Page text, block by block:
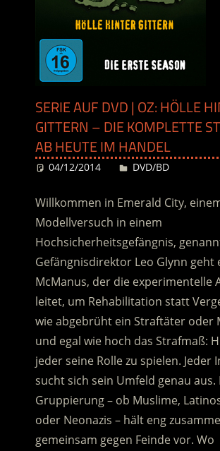
SERIE AUF DVD | OZ: HÖLLE
GITTERN – DIE KOMPLETTE
AB HEUTE IM HANDEL
04/12/2014 Desiree
DVD/BD
Willkommen in Emerald City,
Modellversuch in einem
Hochsicherheitsgefängnis,
Gefängnisdirektor Leo Glynn geht
McManus, der die experimentelle
leitet, um Rehabilitation statt
wie abgebrüht ein Straftäter oder
und egal wie hoch das Strafmaß:
jeder seine Rolle zu spielen. Jeder
sucht sich sein Umfeld genau aus.
Gruppierung – ob Muslime,
oder Neonazis – hält eng
gemeinsam gegen Feinde vor. Wo